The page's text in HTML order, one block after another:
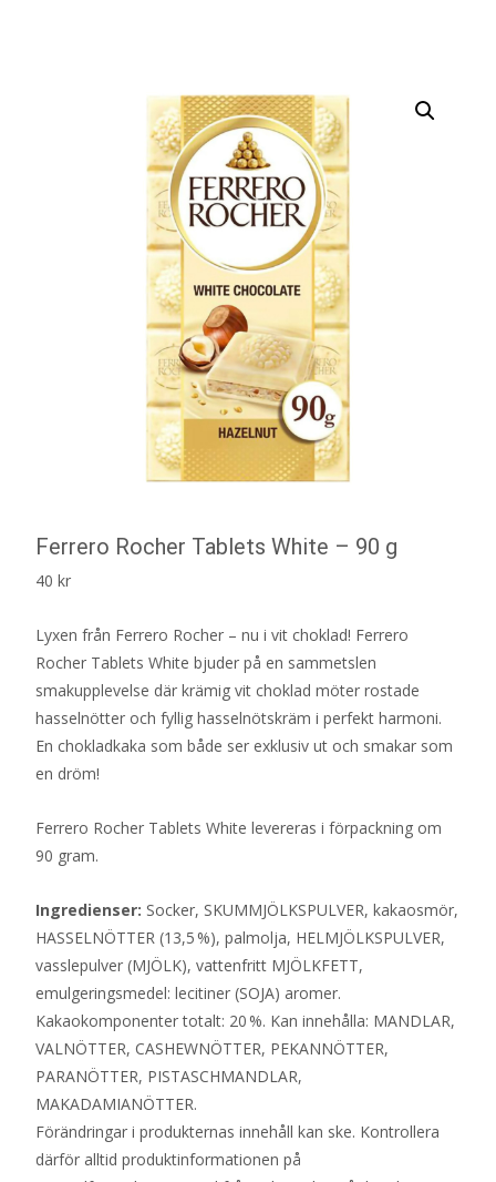
Ferrero Rocher Tablets White – 90 g
40 kr
Lyxen från Ferrero Rocher – nu i vit choklad! Ferrero
Rocher Tablets White bjuder på en sammetslen
smakupplevelse där krämig vit choklad möter rostade
hasselnötter och fyllig hasselnötskräm i perfekt harmoni.
En chokladkaka som både ser exklusiv ut och smakar som
en dröm!
Ferrero Rocher Tablets White levereras i förpackning om
90 gram.
Ingredienser: Socker, SKUMMJÖLKSPULVER, kakaosmör,
HASSELNÖTTER (13,5 %), palmolja, HELMJÖLKSPULVER,
vasslepulver (MJÖLK), vattenfritt MJÖLKFETT,
emulgeringsmedel: lecitiner (SOJA) aromer.
Kakaokomponenter totalt: 20 %. Kan innehålla: MANDLAR,
VALNÖTTER, CASHEWNÖTTER, PEKANNÖTTER,
PARANÖTTER, PISTASCHMANDLAR,
MAKADAMIANÖTTER.
Förändringar i produkternas innehåll kan ske. Kontrollera
därför alltid produktinformationen på